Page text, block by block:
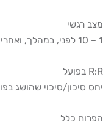
מצב רגשי
1 – 10 לפני, במהלך, ואחרי העסקה
R:R בפועל
יחס סיכון/סיכוי שהושג
הפרות כלל